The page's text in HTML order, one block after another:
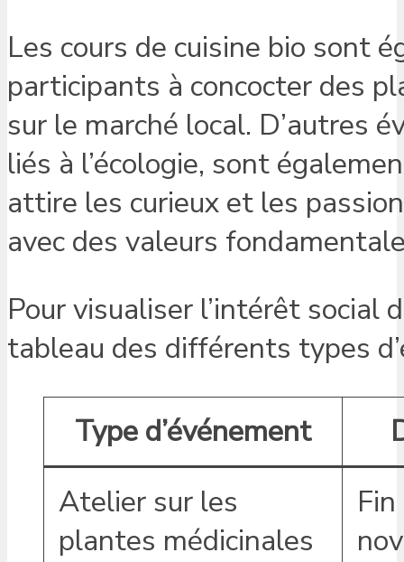
Les cours de cuisine bio sont
participants à concocter des
sur le marché local. D’autres
liés à l’écologie, sont
attire les curieux et les
avec des valeurs
Pour visualiser l’intérêt social
tableau des différents types
Type d’événement
Atelier sur les
plantes médicinales
Fin